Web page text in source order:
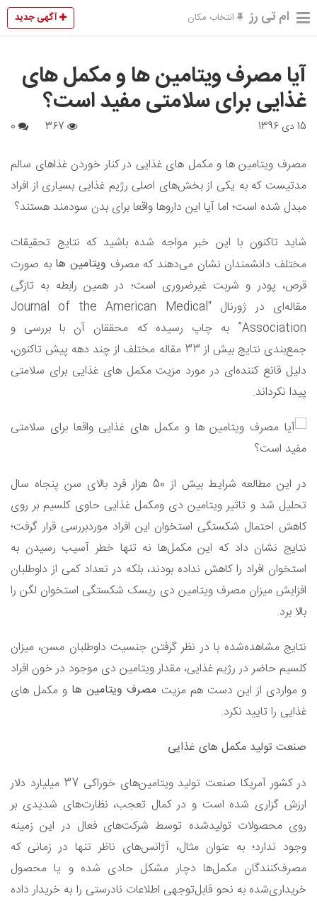
ام تی رز انتخاب مکان آگهی جدید
آیا مصرف ویتامین ها و مکمل های
غذایی برای سلامتی مفید است؟
15 دی 1396
مصرف ویتامین ها و مکمل های غذایی در کنار خوردن غذاهای سالم
مدتیست که به یکی از بخش‌های اصلی رژیم غذایی بسیاری از افراد
مبدل شده است؛ اما آیا این داروها واقعا برای بدن سودمند هستند؟
شاید تاکنون با این خبر مواجه شده باشید که نتایج تحقیقات
مختلف دانشمندان نشان می‌دهند که مصرف ویتامین ها به صورت
قرص، پودر و شربت غیرضروری است؛ در همین رابطه به تازگی
مقاله‌ای در ژورنال “Journal of the American Medical
Association” به چاپ رسیده که محققان آن با بررسی و
جمع‌بندی نتایج بیش از 33 مقاله مختلف از چند دهه پیش تاکنون،
دلیل قانع کننده‌ای در مورد مزیت مکمل های غذایی برای سلامتی
پیدا نکرداند.
در این مطالعه شرایط بیش از 50 هزار فرد بالای سن پنجاه سال
تحلیل شد و تاثیر ویتامین دی ومکمل غذایی حاوی کلسیم بر روی
کاهش احتمال شکستگی استخوان این افراد موردبررسی قرار گرفت؛‌
نتایج نشان داد که این مکمل‌ها نه تنها خطر آسیب ‌رسیدن به
استخوان افراد را کاهش نداده بودند،‌ بلکه در تعداد کمی از داوطلبان
افزایش میزان مصرف ویتامین دی ریسک شکستگی استخوان لگن را
بالا برد.
نتایج مشاهده‌شده با در نظر گرفتن جنسیت داوطلبان مسن، میزان
کلسیم حاضر در رژیم غذایی، مقدار ویتامین دی موجود در خون افراد
و مواردی از این دست هم مزیت مصرف ویتامین ها و مکمل های
غذایی را تایید نکرد.
صنعت تولید مکمل های غذایی
در کشور آمریکا صنعت تولید ویتامین‌های خوراکی 37 میلیارد دلار
ارزش گزاری شده است و در کمال تعجب، نظارت‌های شدیدی بر
روی محصولات تولیدشده توسط شرکت‌های فعال در این زمینه
وجود ندارد؛‌ به عنوان مثال، آژانس‌های ناظر تنها در زمانی که
مصرف‌کنندگان مکمل‌ها دچار مشکل حادی شده و یا محصول
خریداری‌شده به نحو قابل‌توجهی اطلاعات نادرستی را به خریدار داده